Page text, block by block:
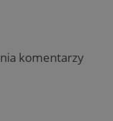
komentarzy